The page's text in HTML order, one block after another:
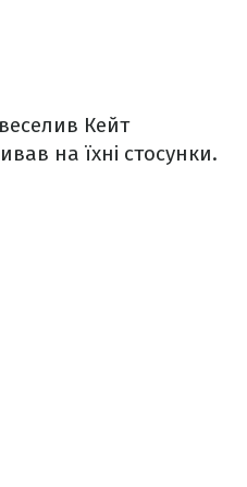
Кейт
на їхні стосунки.